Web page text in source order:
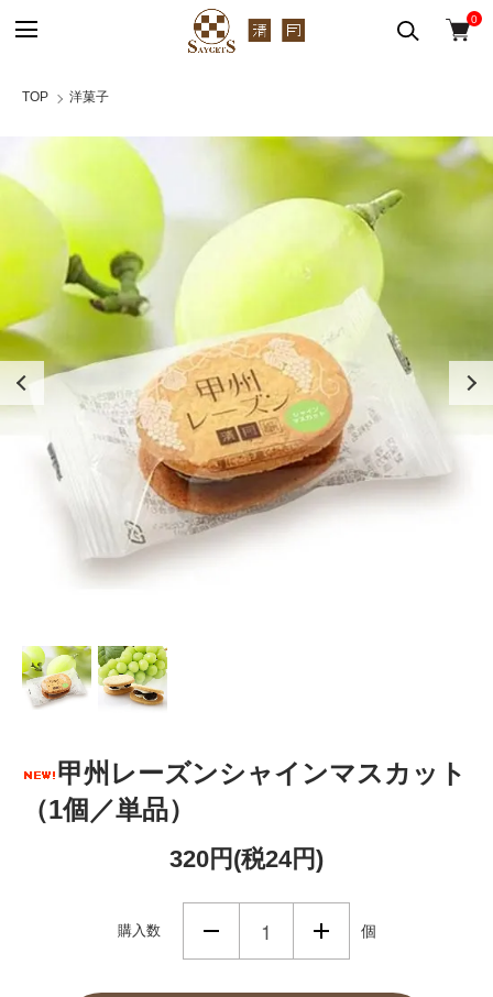
0
TOP 洋菓子
甲州レーズンシャインマスカット
（1個／単品）
320円(税24円)
購入数 個